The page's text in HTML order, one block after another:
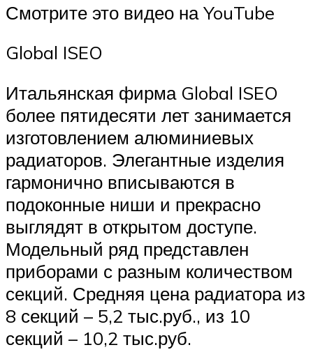
Смотрите это видео на YouTube
Global ISEO
Итальянская фирма Global ISEO
более пятидесяти лет занимается
изготовлением алюминиевых
радиаторов. Элегантные изделия
гармонично вписываются в
подоконные ниши и прекрасно
выглядят в открытом доступе.
Модельный ряд представлен
приборами с разным количеством
секций. Средняя цена радиатора из
8 секций – 5,2 тыс.руб., из 10
секций – 10,2 тыс.руб.